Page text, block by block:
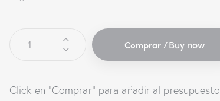
Buy now
Click en "Comprar" para añadir al presupuesto